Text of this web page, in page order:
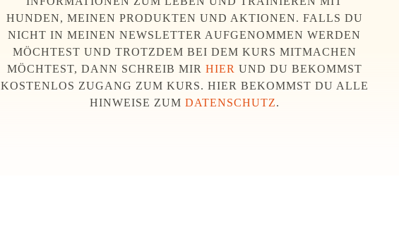
HUNDEN, MEINEN PRODUKTEN UND AKTIONEN. FALLS DU
NICHT IN MEINEN NEWSLETTER AUFGENOMMEN WERDEN
MÖCHTEST UND TROTZDEM BEI DEM KURS MITMACHEN
MÖCHTEST, DANN SCHREIB MIR HIER UND DU BEKOMMST
KOSTENLOS ZUGANG ZUM KURS. HIER BEKOMMST DU ALLE
HINWEISE ZUM DATENSCHUTZ.